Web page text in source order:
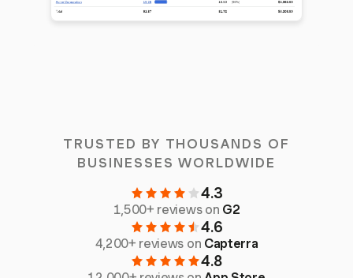
TRUSTED BY THOUSANDS OF
BUSINESSES WORLDWIDE
4.3
1,500+ reviews on G2
4.6
4,200+ reviews on Capterra
4.8